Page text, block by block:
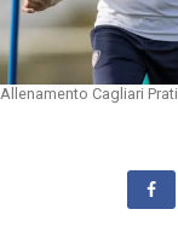
Allenamento Cagliari